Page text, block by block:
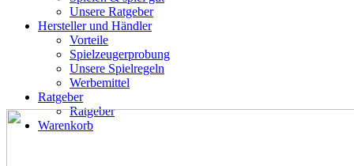
Unsere Ratgeber
Hersteller und Händler
Vorteile
Spielzeugerprobung
Unsere Spielregeln
Werbemittel
Ratgeber
Ratgeber
Warenkorb